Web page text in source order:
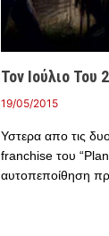
Τον Ιούλιο Του
19/05/2015
Υστερα απο τις
franchise του
αυτοπεποίθηση